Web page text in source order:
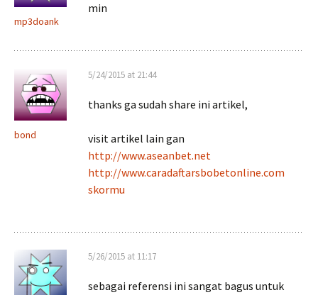
mp3doank
min
bond
5/24/2015 at 21:44
thanks ga sudah share ini artikel,
visit artikel lain gan
http://www.aseanbet.net
http://www.caradaftarsbobetonline.com
skormu
5/26/2015 at 11:17
sebagai referensi ini sangat bagus untuk